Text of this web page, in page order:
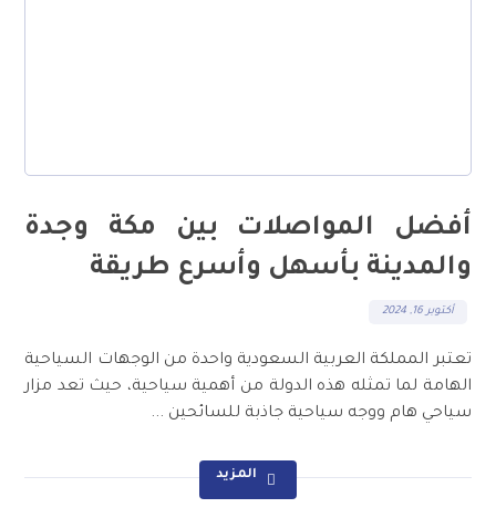
أفضل المواصلات بين مكة وجدة
والمدينة بأسهل وأسرع طريقة
أكتوبر 16, 2024
تعتبر المملكة العربية السعودية واحدة من الوجهات السياحية
الهامة لما تمثله هذه الدولة من أهمية سياحية، حيث تعد مزار
سياحي هام ووجه سياحية جاذبة للسائحين ...
المزيد